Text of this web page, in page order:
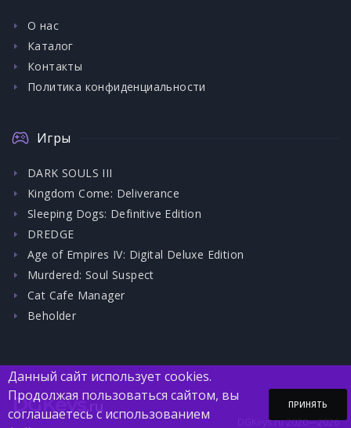
О нас
Каталог
Контакты
Политика конфиденциальности
Игры
DARK SOULS III
Kingdom Come: Deliverance
Sleeping Dogs: Definitive Edition
DREDGE
Age of Empires IV: Digital Deluxe Edition
Murdered: Soul Suspect
Cat Cafe Manager
Beholder
DGKeys.ru
DGKeys.ru 2020—2026
Данный сайт использует cookies.
Продолжая пользоваться сайтом, вы
соглашаетесь с использованием
ПРИНЯТЬ